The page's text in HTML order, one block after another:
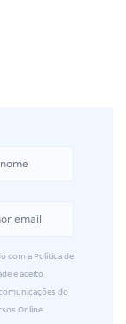
com a Política de
e aceito
do
Online.